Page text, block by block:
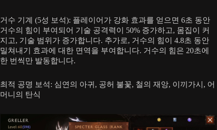
거수 기계 (5성 보석): 플레이어가 강화 효과를 얻으면 6초 동안
거수의 힘이 부여되어 기술 공격력이 50% 증가하고, 몸집이 커
지고, 기술 범위가 증가합니다. 추가로, 거수의 힘이 4.8초 동안
밀쳐내기 효과에 대한 면역을 부여합니다. 거수의 힘은 20초에
한 번씩만 발동합니다.
최적 공명 보석: 심연의 아귀, 공허 불꽃, 철의 재앙, 이끼가시, 어
머니의 탄식